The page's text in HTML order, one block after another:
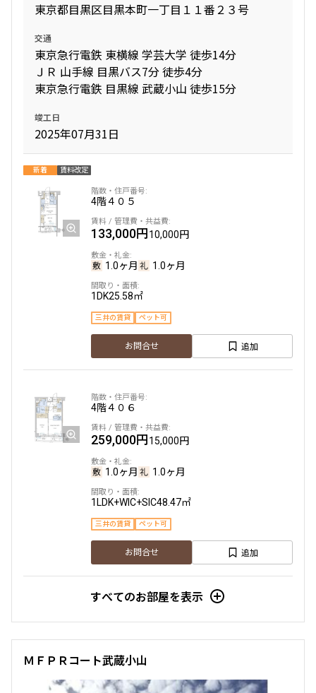
1R〜1K
1DK〜1LDK
2LDK
4LDK〜
専有面積
築年数
指定なし
1年以内
3年以内
5年以内
10年以内
30年以内
1分以内
5分以内
他条件
当社限定物件
申込無し物件のみ表示
より詳細な絞り込み
建物施設やお部屋の設備、方位、階数などの絞り込みが
できます
東京都目黒区目黒本町一丁目１１番２３号
交通
東京急行電鉄 東横線 学芸大学 徒歩14分
ＪＲ 山手線 目黒バス7分 徒歩4分
東京急行電鉄 目黒線 武蔵小山 徒歩15分
竣工日
2025年07月31日
新着 賃料改定
4階４０５
133,000円10,000円
1.0ヶ月 1.0ヶ月
1DK25.58㎡
三井の賃貸 ペット可
お問合せ 追加
4階４０６
259,000円15,000円
1.0ヶ月 1.0ヶ月
1LDK+WIC+SIC48.47㎡
三井の賃貸 ペット可
お問合せ 追加
すべてのお部屋を表示
ＭＦＰＲコート武蔵小山